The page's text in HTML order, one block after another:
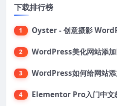
下载排行榜
1 Oyster - 创意摄影
2 WordPress美化网站添
3 WordPress如何给网站
4 Elementor Pro入门中文